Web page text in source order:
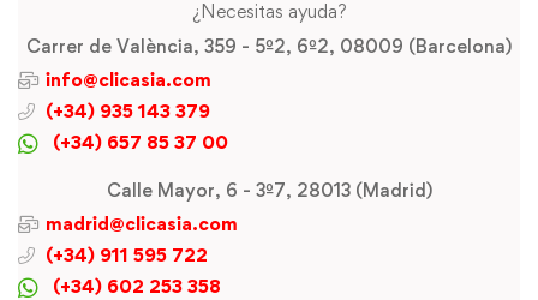
¿Necesitas ayuda?
Carrer de València, 359 - 5º2, 6º2, 08009 (Barcelona)
info@clicasia.com
(+34) 935 143 379
(+34) 657 85 37 00
Calle Mayor, 6 - 3º7, 28013 (Madrid)
madrid@clicasia.com
(+34) 911 595 722
(+34) 602 253 358